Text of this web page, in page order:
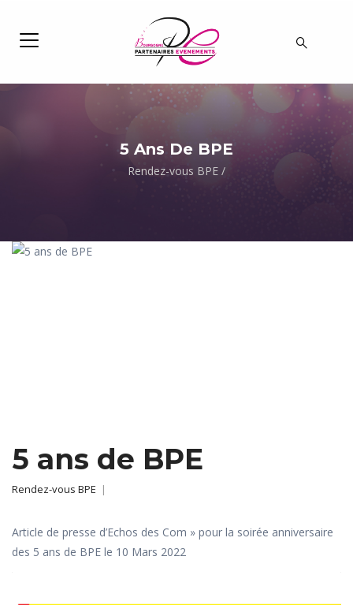
5 Ans De BPE
Rendez-vous BPE /
5 ans de BPE
Rendez-vous BPE |
Article de presse d’Echos des Com » pour la soirée anniversaire
des 5 ans de BPE le 10 Mars 2022